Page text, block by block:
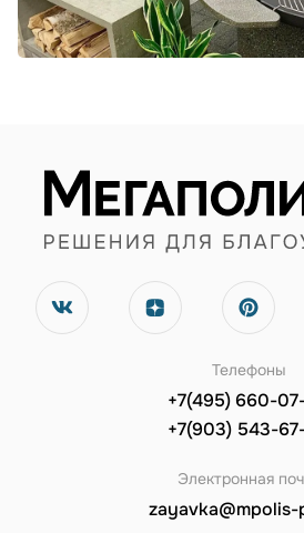
Телефоны
+7(495) 660-
+7(903) 543-
Электронная
zayavka@mpolis-